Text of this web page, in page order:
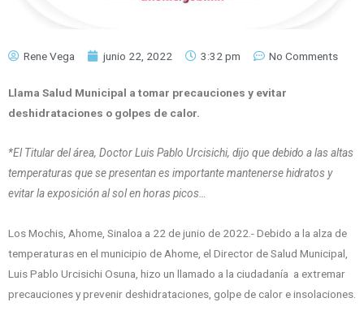
Rene Vega junio 22, 2022 3:32 pm No Comments
Llama Salud Municipal a tomar precauciones y evitar
deshidrataciones o golpes de calor.
*El Titular del área, Doctor Luis Pablo Urcisichi, dijo que debido a las altas
temperaturas que se presentan es importante mantenerse hidratos y
evitar la exposición al sol en horas picos…
Los Mochis, Ahome, Sinaloa a 22 de junio de 2022.- Debido a la alza de
temperaturas en el municipio de Ahome, el Director de Salud Municipal,
Luis Pablo Urcisichi Osuna, hizo un llamado a la ciudadanía a extremar
precauciones y prevenir deshidrataciones, golpe de calor e insolaciones.